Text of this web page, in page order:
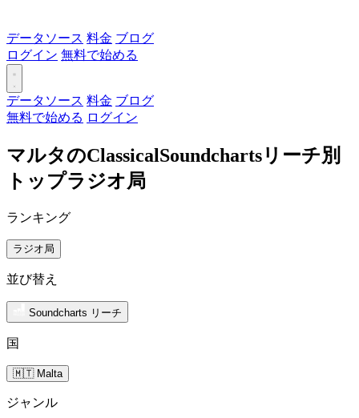
データソース 料金 ブログ
ログイン 無料で始める
データソース 料金 ブログ
無料で始める ログイン
マルタのClassicalSoundchartsリーチ別
トップラジオ局
ランキング
ラジオ局
並び替え
Soundcharts リーチ
国
🇲🇹 Malta
ジャンル